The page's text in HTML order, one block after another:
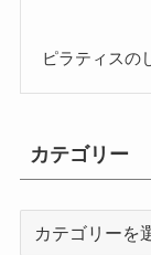
ピラティスの
カテゴリー